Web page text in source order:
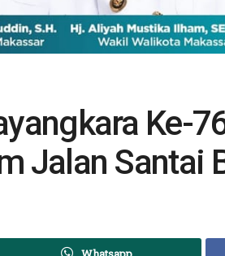
Ke-
Jalan Santai